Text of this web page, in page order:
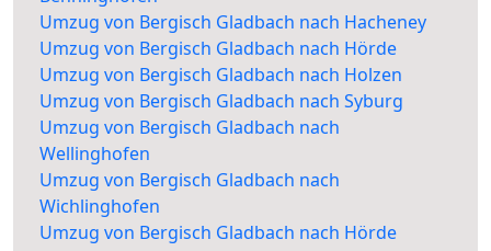
Umzug von Bergisch Gladbach nach Hacheney
Umzug von Bergisch Gladbach nach Hörde
Umzug von Bergisch Gladbach nach Holzen
Umzug von Bergisch Gladbach nach Syburg
Umzug von Bergisch Gladbach nach
Wellinghofen
Umzug von Bergisch Gladbach nach
Wichlinghofen
Umzug von Bergisch Gladbach nach Hörde